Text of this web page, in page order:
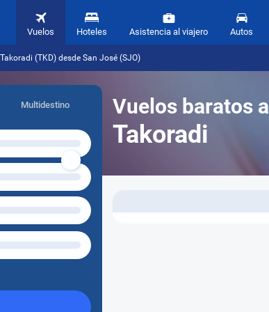
Vuelos Hoteles Asistencia al viajero Autos
(TKD) desde San José (SJO)
Vuelos baratos a
Takoradi
Multidestino